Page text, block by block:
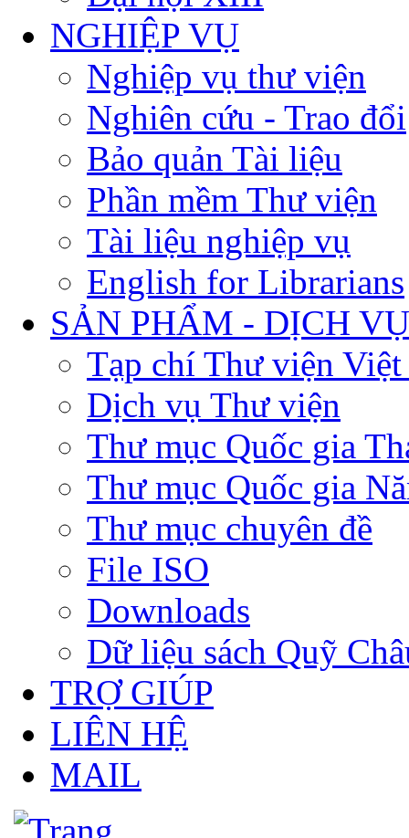
NGHIỆP VỤ
Nghiệp vụ thư viện
Nghiên cứu - Trao đổi
Bảo quản Tài liệu
Phần mềm Thư viện
Tài liệu nghiệp vụ
English for Librarians
SẢN PHẨM - DỊCH VỤ
Tạp chí Thư viện Việt
Dịch vụ Thư viện
Thư mục Quốc gia
Thư mục Quốc gia
Thư mục chuyên đề
File ISO
Downloads
Dữ liệu sách Quỹ
TRỢ GIÚP
LIÊN HỆ
MAIL